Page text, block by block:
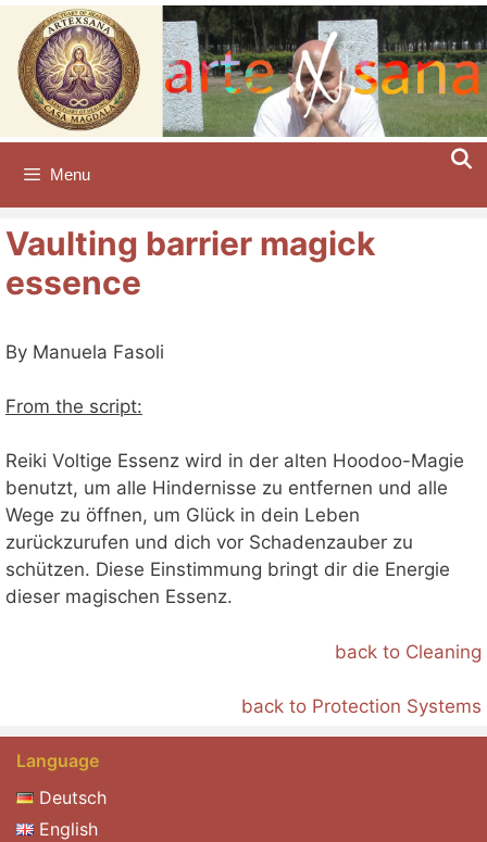
Skip
content
Menu
Vaulting barrier magick
essence
By Manuela Fasoli
From the script:
Reiki Voltige Essenz wird in der alten Hoodoo-Magie
benutzt, um alle Hindernisse zu entfernen und alle
Wege zu öffnen, um Glück in dein Leben
zurückzurufen und dich vor Schadenzauber zu
schützen. Diese Einstimmung bringt dir die Energie
dieser magischen Essenz.
back to Cleaning
back to Protection Systems
Language
Deutsch
English